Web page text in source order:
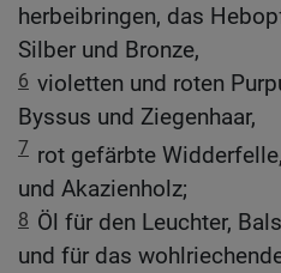
herbeibringen, das
Silber und Bronze,
6 violetten und roten
Byssus und Ziegenhaar,
7 rot gefärbte
und Akazienholz;
8 Öl für den Leuchter,
und für das